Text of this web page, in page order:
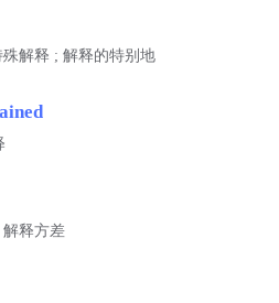
解释 ; 解释的特别地
释方差